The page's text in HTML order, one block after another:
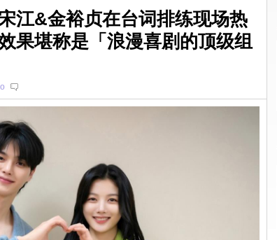
江&金裕贞在台词排练现场热
果堪称是「浪漫喜剧的顶级组